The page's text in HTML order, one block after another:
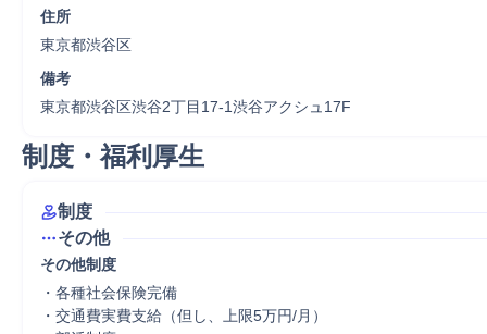
住所
東京都渋谷区
備考
東京都渋谷区渋谷2丁目17-1渋谷アクシュ17F
制度・福利厚生
制度
その他
その他制度
・各種社会保険完備
・交通費実費支給（但し、上限5万円/月）